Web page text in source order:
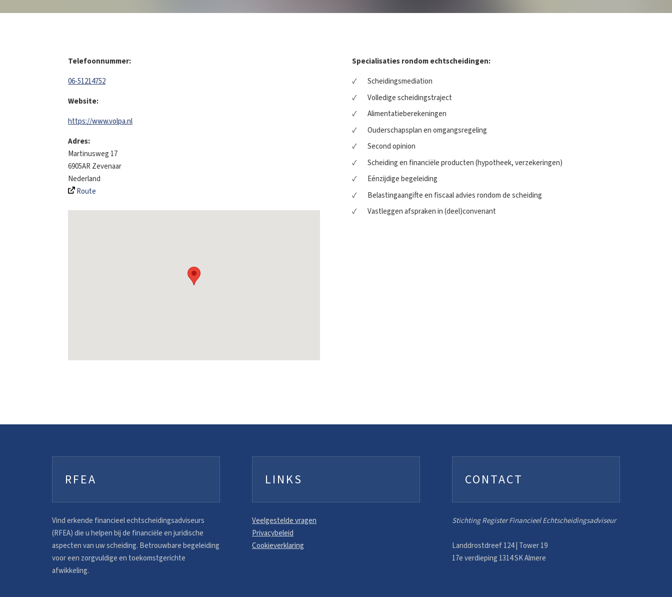
Telefoonnummer:
06-51214752
Website:
https://www.volpa.nl
Adres:
Martinusweg 17
6905AR Zevenaar
Nederland
Route
Specialisaties rondom echtscheidingen:
Scheidingsmediation
Volledige scheidingstraject
Alimentatieberekeningen
Ouderschapsplan en omgangsregeling
Second opinion
Scheiding en financiële producten (hypotheek, verzekeringen)
Eénzijdige begeleiding
Belastingaangifte en fiscaal advies rondom de scheiding
Vastleggen afspraken in (deel)convenant
RFEA
Vind erkende financieel echtscheidingsadviseurs
(RFEA) die u helpen bij de financiële en juridische
aspecten van uw scheiding. Betrouwbare begeleiding
voor een zorgvuldige en toekomstgerichte
afwikkeling.
LINKS
Veelgestelde vragen
Privacybeleid
Cookieverklaring
CONTACT
Stichting Register Financieel Echtscheidingsadviseur
Landdrostdreef 124 | Tower 19
17e verdieping 1314 SK Almere